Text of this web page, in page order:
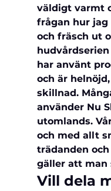
väldigt varmt
frågan hur jag
och fräsch ut
har använt
och är
skillnad.
använder Nu
utomlands.
och med allt
trädanden
gäller att man
Vill dela